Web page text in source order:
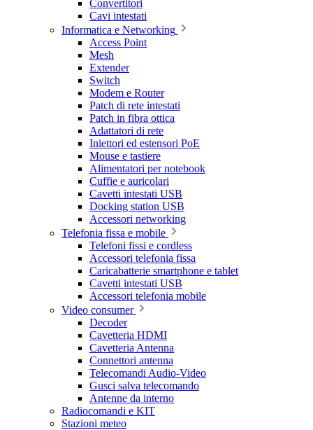
Convertitori
Cavi intestati
Informatica e Networking
Access Point
Mesh
Extender
Switch
Modem e Router
Patch di rete intestati
Patch in fibra ottica
Adattatori di rete
Iniettori ed estensori PoE
Mouse e tastiere
Alimentatori per notebook
Cuffie e auricolari
Cavetti intestati USB
Docking station USB
Accessori networking
Telefonia fissa e mobile
Telefoni fissi e cordless
Accessori telefonia fissa
Caricabatterie smartphone e tablet
Cavetti intestati USB
Accessori telefonia mobile
Video consumer
Decoder
Cavetteria HDMI
Cavetteria Antenna
Connettori antenna
Telecomandi Audio-Video
Gusci salva telecomando
Antenne da interno
Radiocomandi e KIT
Stazioni meteo